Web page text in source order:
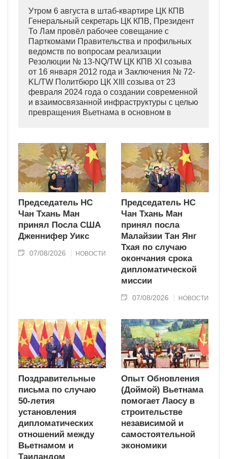
Утром 6 августа в штаб-квартире ЦК КПВ
Генеральный секретарь ЦК КПВ, Президент
То Лам провёл рабочее совещание с
Парткомами Правительства и профильных
ведомств по вопросам реализации
Резолюции № 13-NQ/TW ЦК КПВ XI созыва
от 16 января 2012 года и Заключения № 72-
KL/TW Политбюро ЦК XIII созыва от 23
февраля 2024 года о создании современной
и взаимосвязанной инфраструктуры с целью
превращения Вьетнама в основном в
Председатель НС
Чан Тхань Ман
принял Посла США
Дженнифер Уикс
07/08/2026 НОВОСТИ
Председатель НС
Чан Тхань Ман
принял посла
Малайзии Тан Янг
Тхая по случаю
окончания срока
дипломатической
миссии
07/08/2026 НОВОСТИ
Поздравительные
письма по случаю
50-летия
установления
дипломатических
отношений между
Вьетнамом и
Таиландом
Опыт Обновления
(Доймой) Вьетнама
помогает Лаосу в
строительстве
независимой и
самостоятельной
экономики